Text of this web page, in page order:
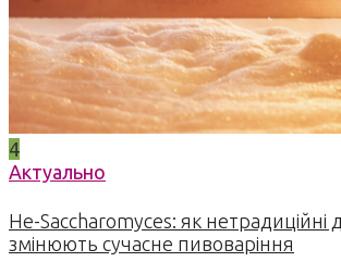
4
Актуально
Не-Saccharomyces: як нетрадиційні
змінюють сучасне пивоваріння